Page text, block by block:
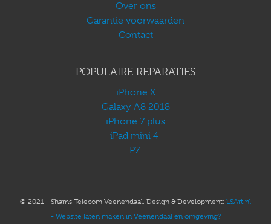
Over ons
Garantie voorwaarden
Contact
POPULAIRE REPARATIES
iPhone X
Galaxy A8 2018
iPhone 7 plus
iPad mini 4
P7
© 2021 - Shams Telecom Veenendaal. Design & Development: LSArt.nl
- Website laten maken in Veenendaal en omgeving?